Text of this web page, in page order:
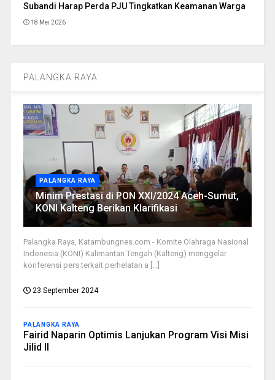
Subandi Harap Perda PJU Tingkatkan Keamanan Warga
18 Mei 2026
PALANGKA RAYA
PALANGKA RAYA
Minim Prestasi di PON XXI/2024 Aceh-Sumut,
KONI Kalteng Berikan Klarifikasi
Palangka Raya, Katambungnes.com - Komite Olahraga Nasional
Indonesia (KONI) Kalimantan Tengah (Kalteng) menggelar
konferensi pers terkait perhelatan a [...]
23 September 2024
PALANGKA RAYA
Fairid Naparin Optimis Lanjukan Program Visi Misi
Jilid II